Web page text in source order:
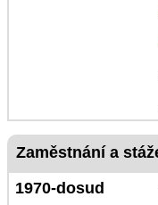
Zaměstnání a
1970-dosud